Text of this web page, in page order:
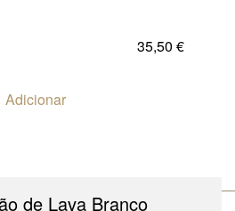
35,50€
Adicionar
de Lava Branco